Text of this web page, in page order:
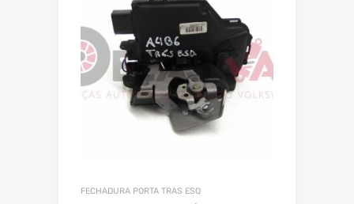
FECHADURA PORTA TRAS ESQ